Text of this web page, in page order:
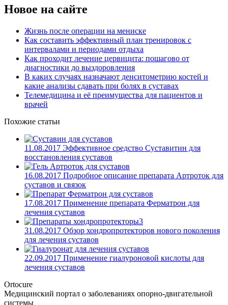
Новое на сайте
Жизнь после операции на мениске
Как составить эффективный план тренировок с
интервалами и периодами отдыха
Как проходит лечение цервицита: пошагово от
диагностики до выздоровления
В каких случаях назначают денситометрию костей и
какие анализы сдавать при болях в суставах
Телемедицина и её преимущества для пациентов и
врачей
Похожие статьи
11.08.2017 Эффективное средство Суставитин для
восстановления суставов
16.08.2017 Подробное описание препарата Артроток для
суставов и связок
17.08.2017 Применение препарата Ферматрон для
лечения суставов
31.08.2017 Обзор хондропротекторов нового поколения
для лечения суставов
22.09.2017 Применение гиалуроновой кислоты для
лечения суставов
Ortocure
Медицинский портал о заболеваниях опорно-двигательной
системы